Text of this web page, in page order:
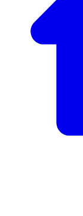
Nosso
temos tudo o